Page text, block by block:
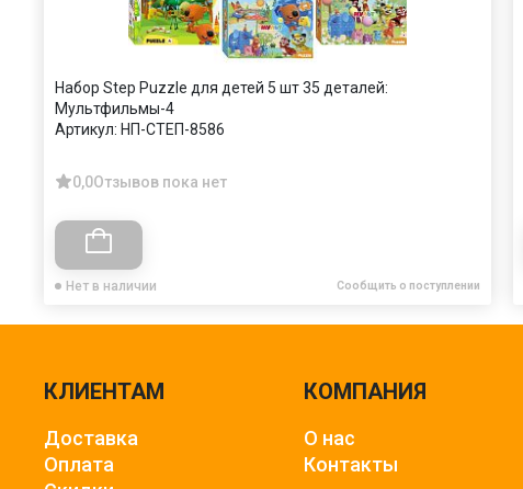
Набор Step Puzzle для детей 5 шт 35 деталей:
Мультфильмы-4
Артикул: НП-СТЕП-8586
0,0Отзывов пока нет
Нет в наличии Сообщить о поступлении
КЛИЕНТАМ
Доставка
Оплата
КОМПАНИЯ
О нас
Контакты